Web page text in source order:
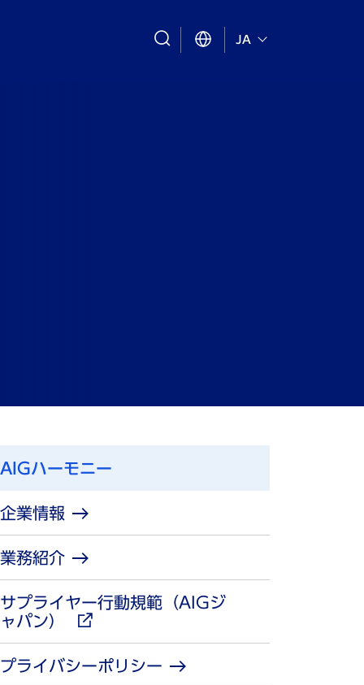
search JA
AIGハーモニー
企業情報
業務紹介
サプライヤー行動規範（AIGジ
ャパン）
external_link
プライバシーポリシー